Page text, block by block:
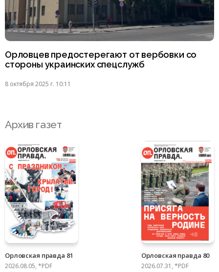
Орловцев предостерегают от вербовки со
стороны украинских спецслужб
8 октября 2025 г. 10:11
Архив газет
Орловская правда 81
2026.08.05, *PDF
Орловская правда 80
2026.07.31, *PDF